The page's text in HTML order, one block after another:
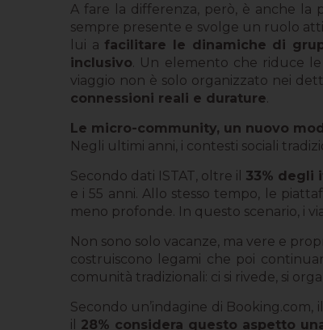
A fare la differenza, però, è anche la
sempre presente e svolge un ruolo
lui a facilitare le dinamiche di
inclusivo . Un elemento che riduce
viaggio non è solo organizzato nei
connessioni reali e durature
Le micro-community, un nuovo
Negli ultimi anni, i contesti sociali
Secondo dati ISTAT, oltre il 33% degli
e i 55 anni. Allo stesso tempo, le
meno profonde. In questo scenario, i
Non sono solo vacanze, ma vere e
costruiscono legami che poi
comunità tradizionali: ci si rivede, si
Secondo un’indagine di Booking.com, il
il 28% considera questo aspetto